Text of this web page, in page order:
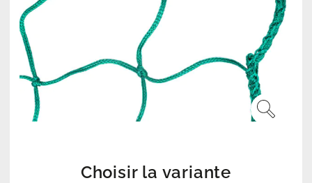
Choisir la variante